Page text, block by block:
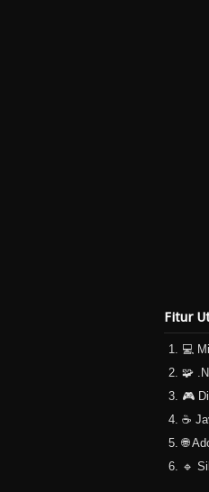
Fitur
💻
🧩
🎮
☕
🌐
🔹